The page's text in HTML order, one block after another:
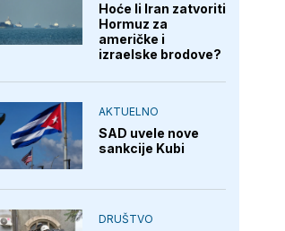
Hoće li Iran zatvoriti
Hormuz za
američke i
izraelske brodove?
AKTUELNO
SAD uvele nove
sankcije Kubi
DRUŠTVO